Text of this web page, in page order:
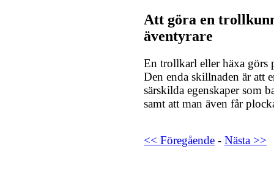
Att göra en
äventyrare
En trollkarl eller häxa görs
Den enda skillnaden är att
särskilda egenskaper som
samt att man även får
<< Föregående - Nästa >>